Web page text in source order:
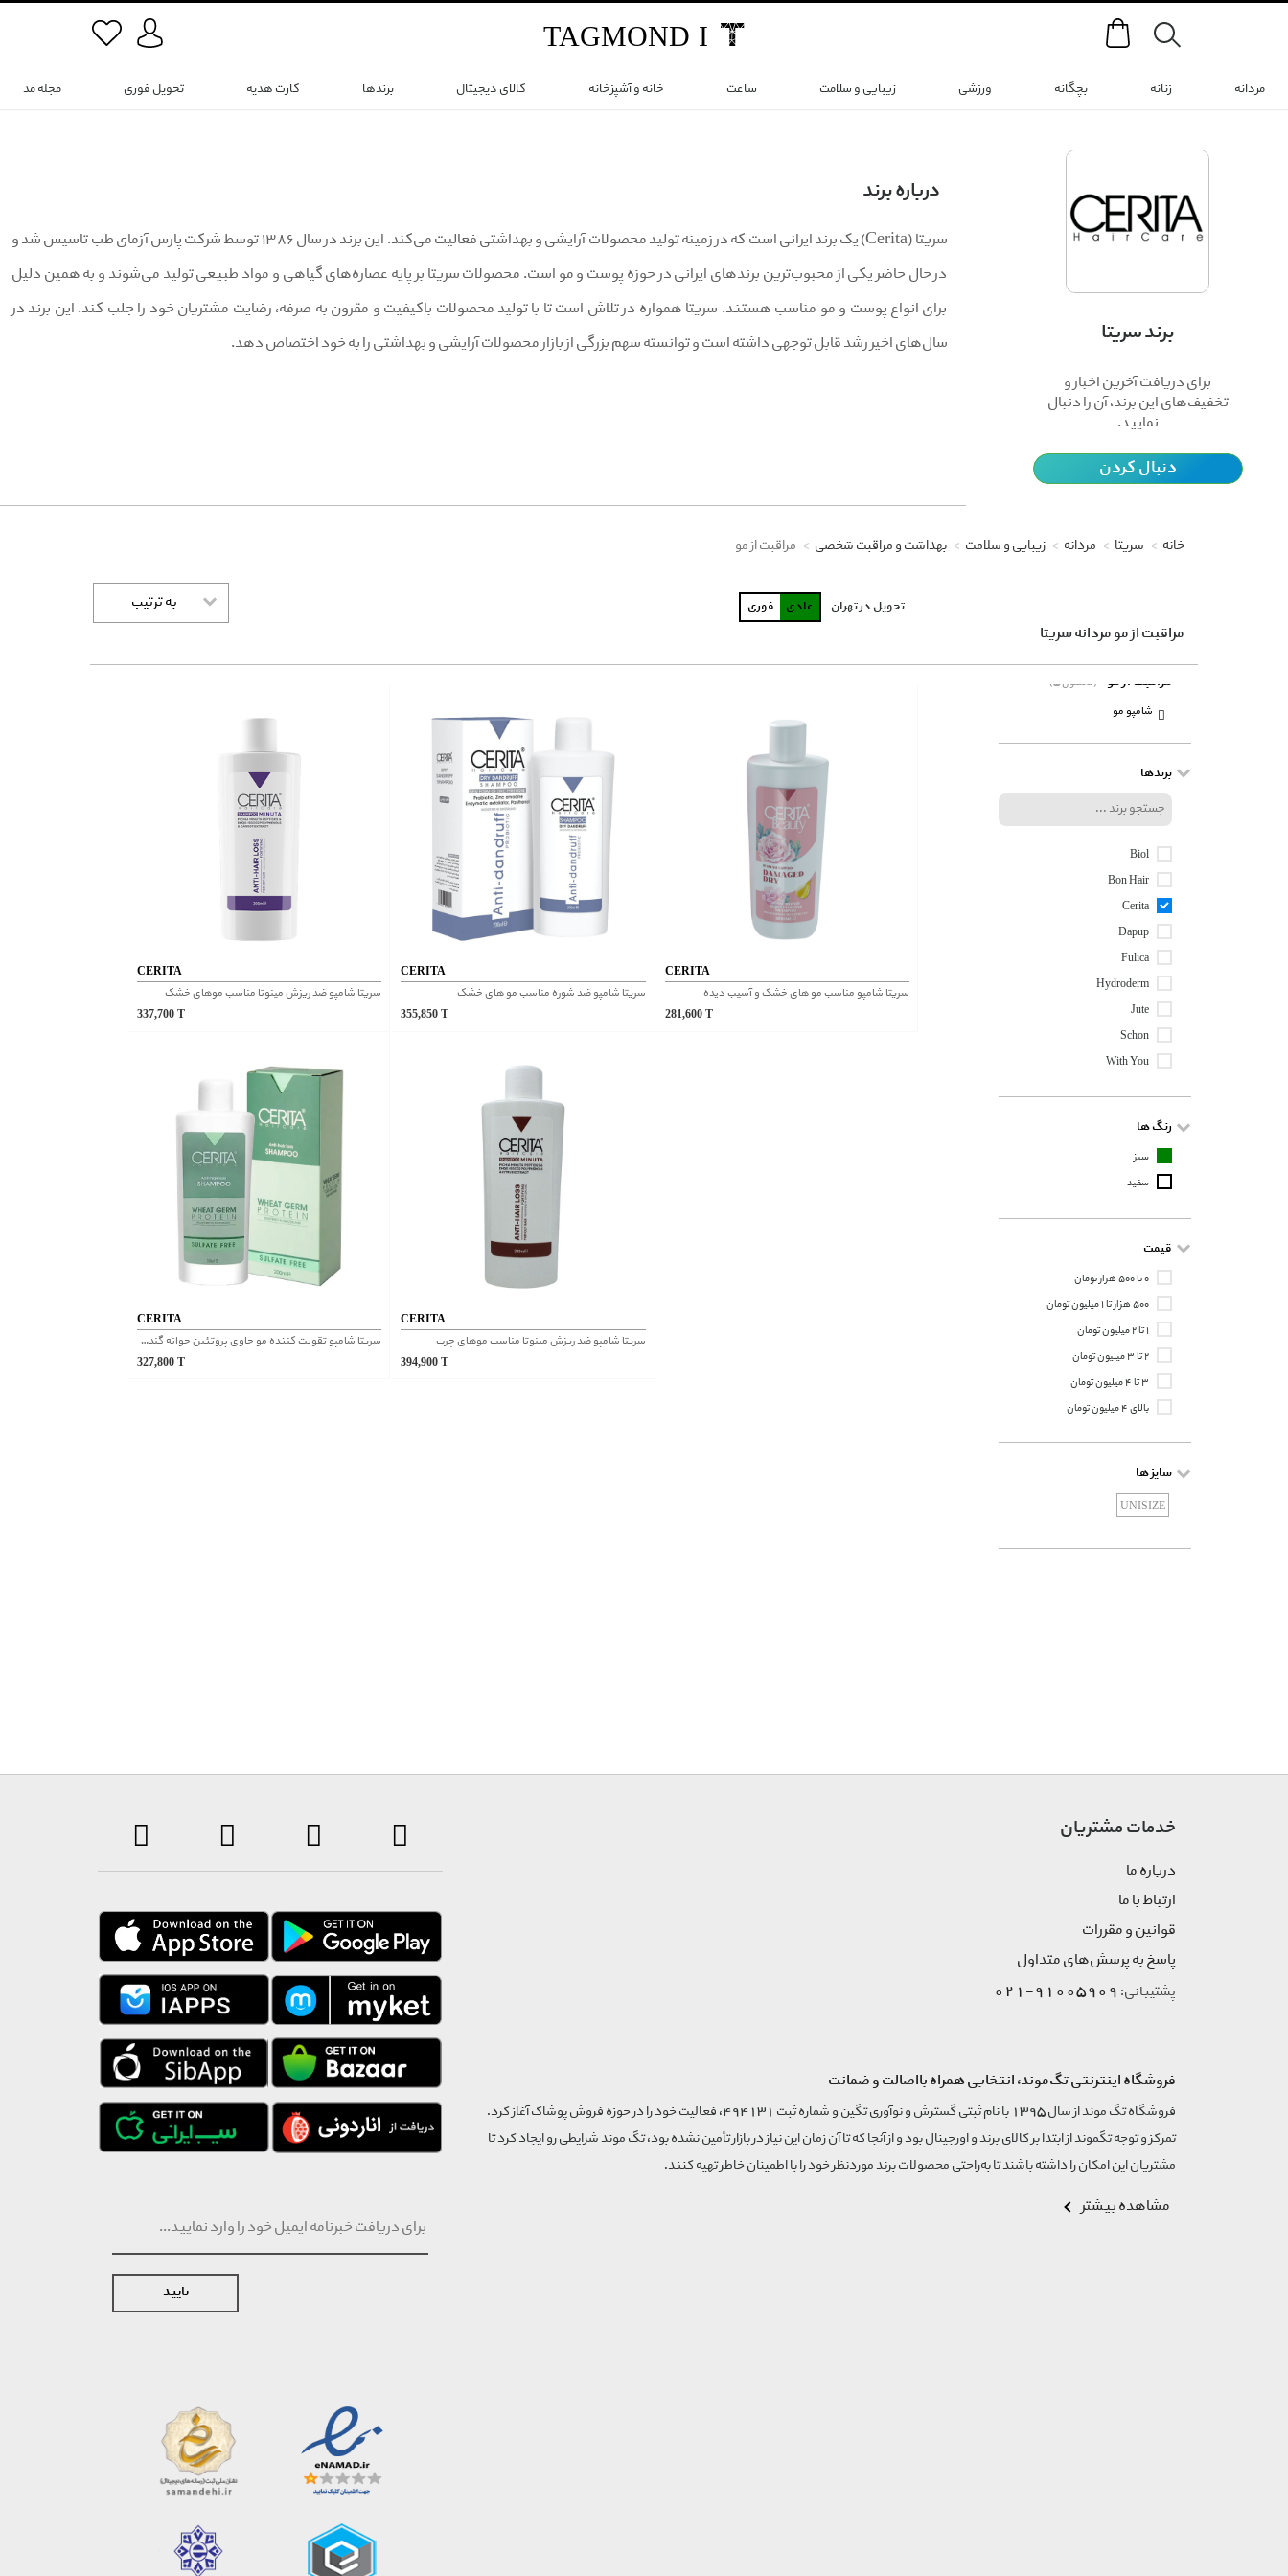
Search
TAGMOND I
مردانه زنانه بچگانه ورزشی زیبایی و سلامت ساعت خانه و آشپزخانه کالای دیجیتال برندها کارت هدیه تحویل فوری مجله مد
برند سریتا
برای دریافت آخرین اخبار و
تخفیف‌های این برند، آن را دنبال
نمایید.
دنبال کردن
درباره برند
سریتا (Cerita) یک برند ایرانی است که در زمینه تولید محصولات آرایشی و بهداشتی فعالیت می‌کند. این برند در سال ۱۳۸۶ توسط شرکت پارس آزمای طب تاسیس شد و
در حال حاضر یکی از محبوب‌ترین برندهای ایرانی در حوزه پوست و مو است. محصولات سریتا بر پایه عصاره‌های گیاهی و مواد طبیعی تولید می‌شوند و به همین دلیل
برای انواع پوست و مو مناسب هستند. سریتا همواره در تلاش است تا با تولید محصولات باکیفیت و مقرون به صرفه، رضایت مشتریان خود را جلب کند. این برند در
سال‌های اخیر رشد قابل توجهی داشته است و توانسته سهم بزرگی از بازار محصولات آرایشی و بهداشتی را به خود اختصاص دهد.
تحویل در تهران عادی فوری به ترتیب
خانه سریتا مردانه زیبایی و سلامت بهداشت و مراقبت شخصی مراقبت از مو
مراقبت از مو مردانه سریتا
CERITA
سریتا شامپو ضد ریزش مینوتا مناسب موهای خشک
337,700 T
CERITA
سریتا شامپو ضد شوره مناسب مو های خشک
355,850T
CERITA
سریتا شامپو مناسب مو های خشک و آسیب دیده
281,600 T
CERITA
سریتا شامپو تقویت کننده مو حاوی پروتئین جوانه گندم فاقد سولفات
327,800 T
CERITA
سریتا شامپو ضد ریزش مینوتا مناسب موهای چرب
394,900T
(5 محصول) مراقبت از مو
شامپو مو
برندها
Biol
Bon Hair
Cerita
Dapup
Fulica
Hydroderm
Jute
Schon
With You
رنگ ها
سبز
سفید
قیمت
۰ تا ۵۰۰ هزار تومان
۵۰۰ هزار تا ۱ میلیون تومان
۱ تا ۲ میلیون تومان
۲ تا ۳ میلیون تومان
۳ تا ۴ میلیون تومان
بالای ۴ میلیون تومان
سایز ها
UNISIZE
تایید
خدمات مشتریان
درباره ما
ارتباط با ما
قوانین و مقررات
پاسخ به پرسش‌های متداول
پشتیبانی: 91005909-021
فروشگاه اینترنتی تگ‌موند، انتخابی همراه بااصالت و ضمانت
فروشگاه تگ موند از سال 1395 با نام ثبتی گسترش و نوآوری تگین و شماره ثبت 494131، فعالیت خود را در حوزه فروش پوشاک آغاز کرد.
تمرکز و توجه تگموند از ابتدا بر کالای برند و اورجینال بود و از آنجا که تا آن زمان این نیاز در بازار تأمین نشده بود، تگ موند شرایطی رو ایجاد کرد تا
مشتریان این امکان را داشته باشند تا به‌راحتی محصولات برند مورد‌نظر خود را با اطمینان خاطر تهیه کنند.
مشاهده بیشتر